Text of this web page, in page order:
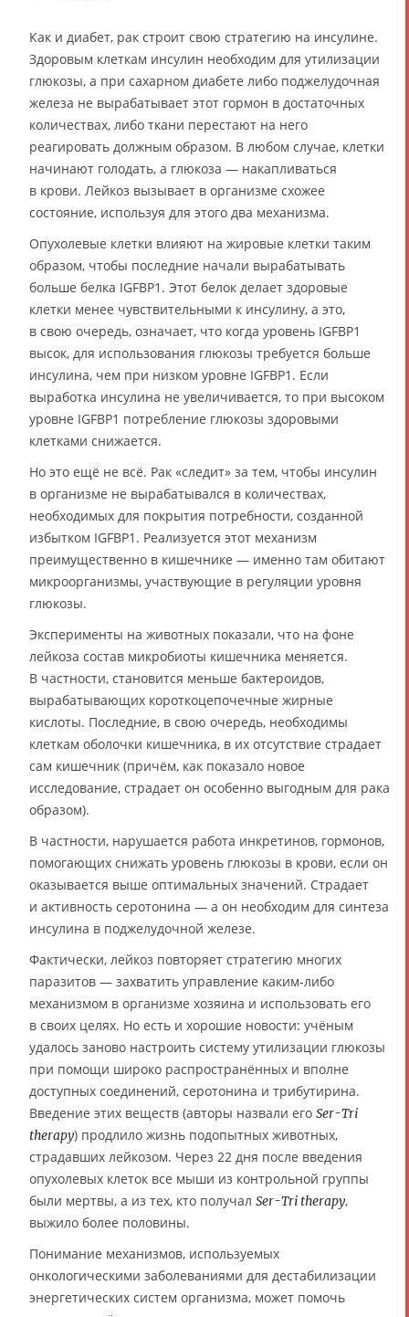
Как и диабет, рак строит свою стратегию на инсулине.
Здоровым клеткам инсулин необходим для утилизации
глюкозы, а при сахарном диабете либо поджелудочная
железа не вырабатывает этот гормон в достаточных
количествах, либо ткани перестают на него
реагировать должным образом. В любом случае, клетки
начинают голодать, а глюкоза — накапливаться
в крови. Лейкоз вызывает в организме схожее
состояние, используя для этого два механизма.
Опухолевые клетки влияют на жировые клетки таким
образом, чтобы последние начали вырабатывать
больше белка IGFBP1. Этот белок делает здоровые
клетки менее чувствительными к инсулину, а это,
в свою очередь, означает, что когда уровень IGFBP1
высок, для использования глюкозы требуется больше
инсулина, чем при низком уровне IGFBP1. Если
выработка инсулина не увеличивается, то при высоком
уровне IGFBP1 потребление глюкозы здоровыми
клетками снижается.
Но это ещё не всё. Рак «следит» за тем, чтобы инсулин
в организме не вырабатывался в количествах,
необходимых для покрытия потребности, созданной
избытком IGFBP1. Реализуется этот механизм
преимущественно в кишечнике — именно там обитают
микроорганизмы, участвующие в регуляции уровня
глюкозы.
Эксперименты на животных показали, что на фоне
лейкоза состав микробиоты кишечника меняется.
В частности, становится меньше бактероидов,
вырабатывающих короткоцепочечные жирные
кислоты. Последние, в свою очередь, необходимы
клеткам оболочки кишечника, в их отсутствие страдает
сам кишечник (причём, как показало новое
исследование, страдает он особенно выгодным для рака
образом).
В частности, нарушается работа инкретинов, гормонов,
помогающих снижать уровень глюкозы в крови, если он
оказывается выше оптимальных значений. Страдает
и активность серотонина — а он необходим для синтеза
инсулина в поджелудочной железе.
Фактически, лейкоз повторяет стратегию многих
паразитов — захватить управление каким-либо
механизмом в организме хозяина и использовать его
в своих целях. Но есть и хорошие новости: учёным
удалось заново настроить систему утилизации глюкозы
при помощи широко распространённых и вполне
доступных соединений, серотонина и трибутирина.
Введение этих веществ (авторы назвали его Ser-Tri
therapy) продлило жизнь подопытных животных,
страдавших лейкозом. Через 22 дня после введения
опухолевых клеток все мыши из контрольной группы
были мертвы, а из тех, кто получал Ser-Tri therapy,
выжило более половины.
Понимание механизмов, используемых
онкологическими заболеваниями для дестабилизации
энергетических систем организма, может помочь